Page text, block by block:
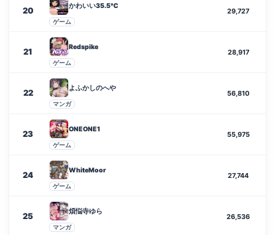
20 かわいい35.5℃
ゲーム
29,727
21 Redspike
ゲーム
28,917
22 よふかしのへや
マンガ
56,810
23 ONEONE1
ゲーム
55,975
24 WhiteMoor
ゲーム
27,744
25 煩悩寺ゆら
マンガ
26,536